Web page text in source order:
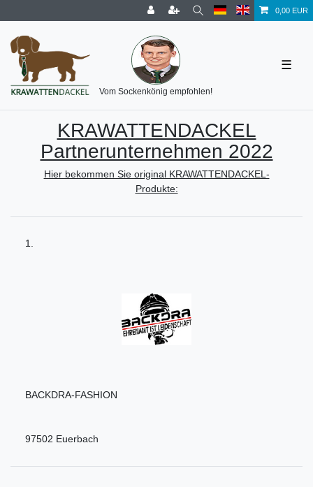
0,00 EUR
Vom Sockenkönig empfohlen!
☰
KRAWATTENDACKEL
Partnerunternehmen 2022
Hier bekommen Sie original KRAWATTENDACKEL-
Produkte:
1.
BACKDRA-FASHION
97502 Euerbach